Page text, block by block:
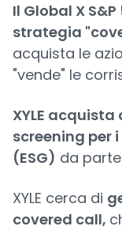
Il Global X
strategia
acquista le
"vende" le
XYLE
screening per
(ESG) da parte
XYLE cerca di
covered call,